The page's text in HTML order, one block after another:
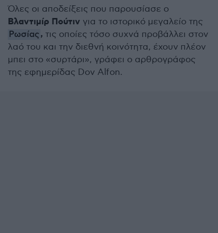
Όλες οι αποδείξεις που παρουσίασε ο
Βλαντιμίρ Πούτιν για το ιστορικό μεγαλείο της
Ρωσίας, τις οποίες τόσο συχνά προβάλλει στον
λαό του και την διεθνή κοινότητα, έχουν πλέον
μπει στο «συρτάρι», γράφει ο αρθρογράφος
της εφημερίδας Dov Alfon.